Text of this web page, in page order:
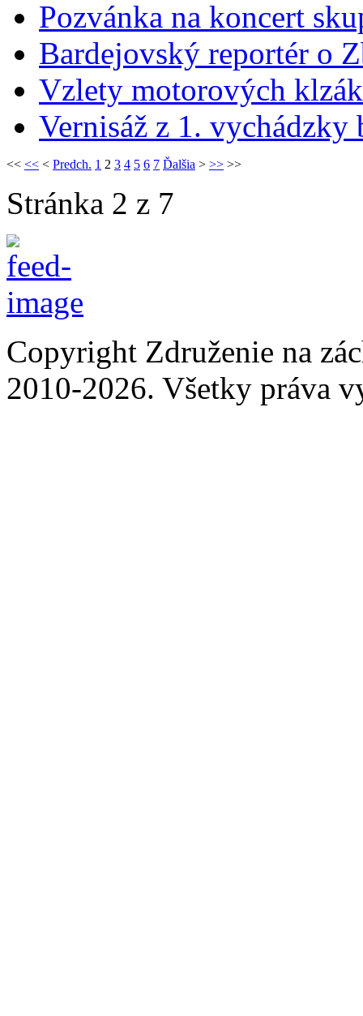
Pozvánka na koncert
Bardejovský reportér o
Vzlety motorových
Vernisáž z 1.
<< << < Predch. 1 2 3 4 5 6 7 Ďalšia > >> >>
Stránka 2 z 7
Copyright Združenie na
2010-2026. Všetky práva